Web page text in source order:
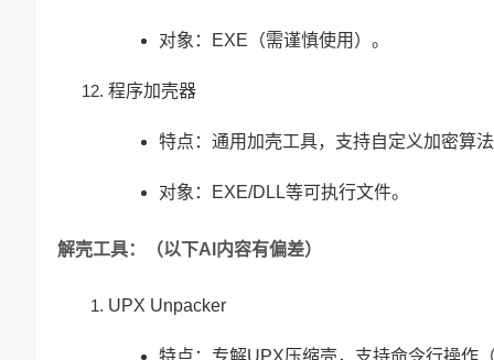
对象：EXE（需谨慎使用）。
程序加壳器
特点：通用加壳工具，支持自定义加密算法
对象：EXE/DLL等可执行文件。
解壳工具：（以下AI内容有偏差）
UPX Unpacker
特点：专解UPX压缩壳，支持命令行操作（